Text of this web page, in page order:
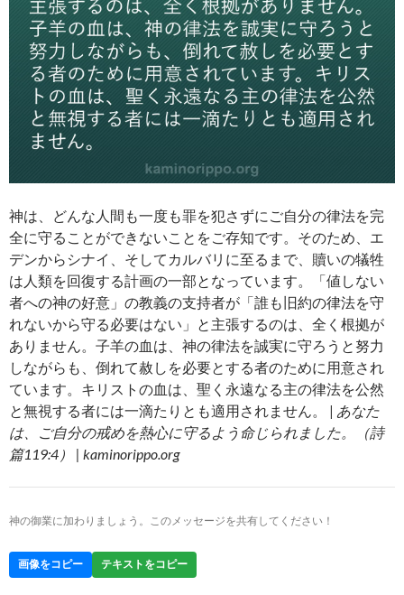
神は、どんな人間も一度も罪を犯さずにご自分の律法を完
全に守ることができないことをご存知です。そのため、エ
デンからシナイ、そしてカルバリに至るまで、贖いの犠牲
は人類を回復する計画の一部となっています。「値しない
者への神の好意」の教義の支持者が「誰も旧約の律法を守
れないから守る必要はない」と主張するのは、全く根拠が
ありません。子羊の血は、神の律法を誠実に守ろうと努力
しながらも、倒れて赦しを必要とする者のために用意され
ています。キリストの血は、聖く永遠なる主の律法を公然
と無視する者には一滴たりとも適用されません。 | あなた
は、ご自分の戒めを熱心に守るよう命じられました。（詩
篇119:4） | kaminorippo.org
神の御業に加わりましょう。このメッセージを共有してください！
画像をコピー テキストをコピー